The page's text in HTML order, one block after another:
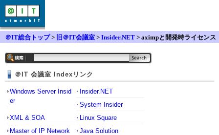
＠IT総合トップ> 旧＠IT会議室 > Insider.NET > aximpと開発時ライセンス
＠IT 会議室 Indexリンク
Windows Server Insid
er
Insider.NET
System Insider
XML & SOA
Linux Square
Master of IP Network
Java Solution